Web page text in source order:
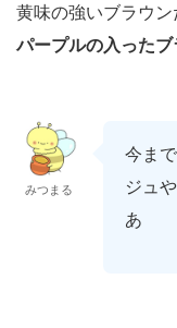
黄味の強いブラウン
パープルの入った
みつまる
今ま
ジュ
あ